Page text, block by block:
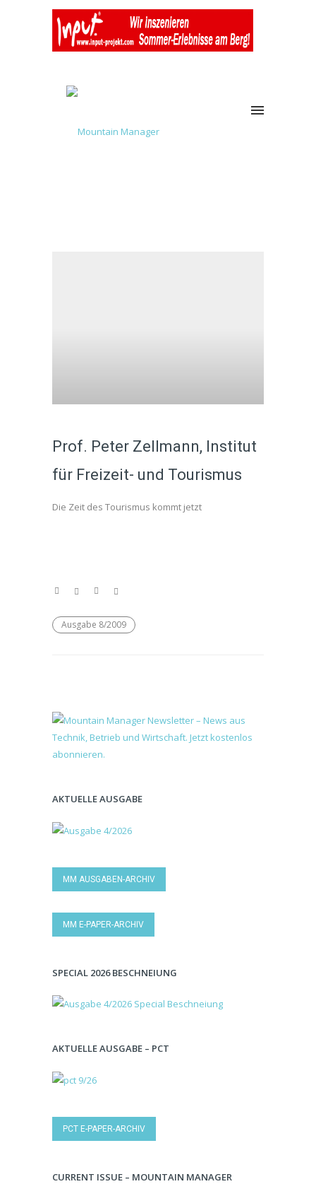
Prof. Peter Zellmann, Institut
für Freizeit- und Tourismus
Die Zeit des Tourismus kommt jetzt
Ausgabe 8/2009
AKTUELLE AUSGABE
MM AUSGABEN-ARCHIV
MM E-PAPER-ARCHIV
SPECIAL 2026 BESCHNEIUNG
AKTUELLE AUSGABE – PCT
PCT E-PAPER-ARCHIV
CURRENT ISSUE – MOUNTAIN MANAGER